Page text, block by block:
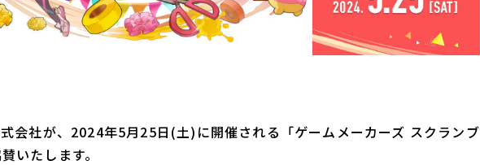
会社が、2024年5月25日(土)に開催される「ゲームメーカーズ スクランブ
いたします。